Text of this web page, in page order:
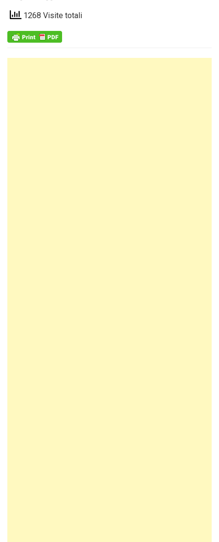
1268 Visite totali